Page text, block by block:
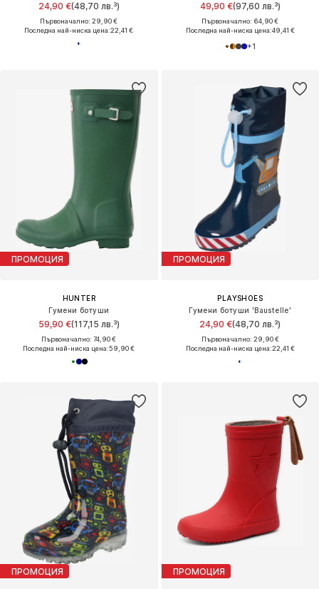
24,90 €(48,70 лв.³)
Първоначално: 29,90 €
Последна най-ниска цена:22,41 €
49,90 €(97,60 лв.³)
Първоначално: 64,90 €
Последна най-ниска цена:49,41 €
+1
ПРОМОЦИЯ
HUNTER
Гумени ботуши
59,90 €(117,15 лв.³)
Първоначално: 74,90 €
Последна най-ниска цена:59,90 €
ПРОМОЦИЯ
PLAYSHOES
Гумени ботуши 'Baustelle'
24,90 €(48,70 лв.³)
Първоначално: 29,90 €
Последна най-ниска цена:22,41 €
ПРОМОЦИЯ ПРОМОЦИЯ